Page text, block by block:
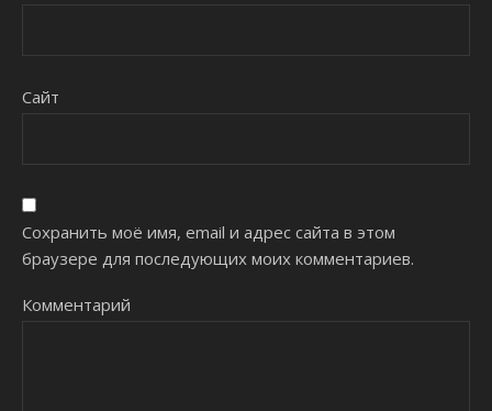
Сайт
Сохранить моё имя, email и адрес сайта в этом
браузере для последующих моих комментариев.
Комментарий